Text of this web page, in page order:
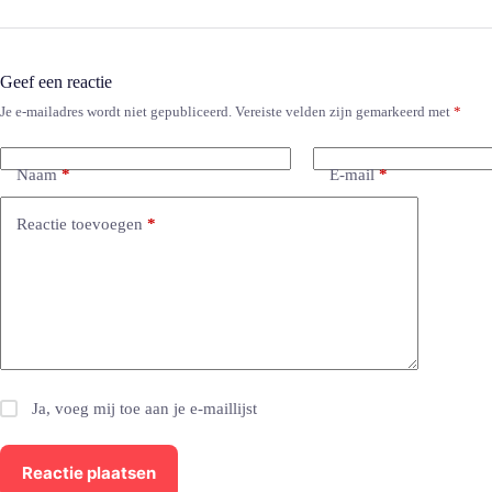
Geef een reactie
Je e-mailadres wordt niet gepubliceerd. Vereiste velden zijn gemarkeerd met *
Naam* E-mail*
Reactie toevoegen *
Ja, voeg mij toe aan je e-maillijst
Reactie plaatsen